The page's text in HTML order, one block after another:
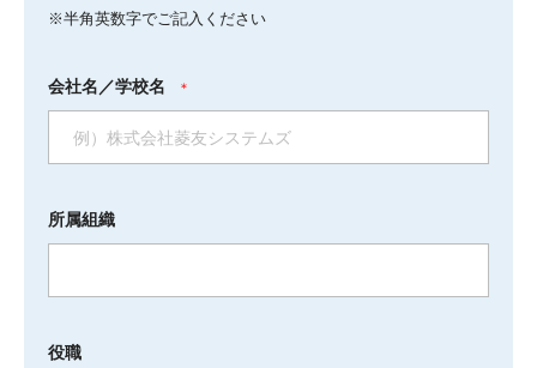
※半角英数字でご記入ください
会社名／学校名 ＊
所属組織
役職